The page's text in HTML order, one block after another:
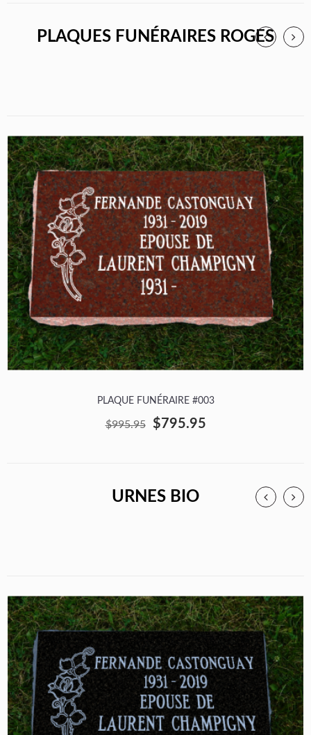
PLAQUES FUNÉRAIRES ROGES
PLAQUE FUNÉRAIRE #003
$995.95 $795.95
URNES BIO